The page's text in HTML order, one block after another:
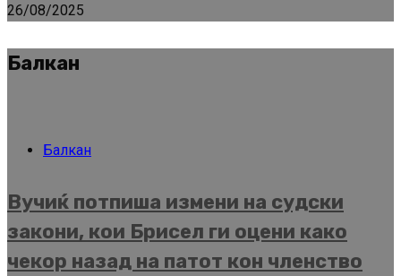
26/08/2025
Балкан
Балкан
Вучиќ потпиша измени на судски
закони, кои Брисел ги оцени како
чекор назад на патот кон членство